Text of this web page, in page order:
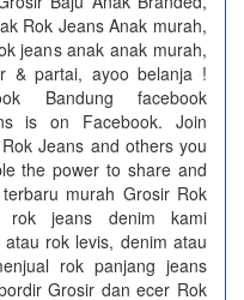
Rok Jeans Anak murah,
jeans anak anak murah,
& partai, ayoo belanja !
Bandung facebook
is on Facebook. Join
Jeans and others you
the power to share and
murah Grosir Rok
rok jeans denim kami
rok levis, denim atau
rok panjang jeans
Grosir dan ecer Rok